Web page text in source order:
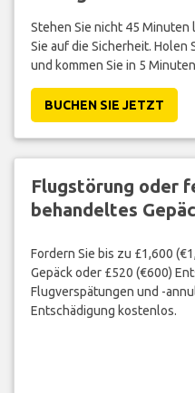
Stehen Sie nicht 45
Sie auf die Sicherheit. Holen
und kommen Sie in 5
BUCHEN SIE JETZT
Flugstörung oder
behandeltes
Fordern Sie bis zu £1,600
Gepäck oder £520 (€600)
Flugverspätungen und -
Entschädigung kostenlos.